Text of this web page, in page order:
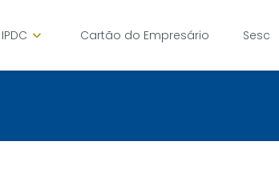
IPDC Cartão do Empresário Sesc